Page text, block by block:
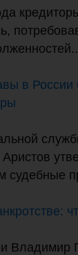
в России
судебные
Владимир